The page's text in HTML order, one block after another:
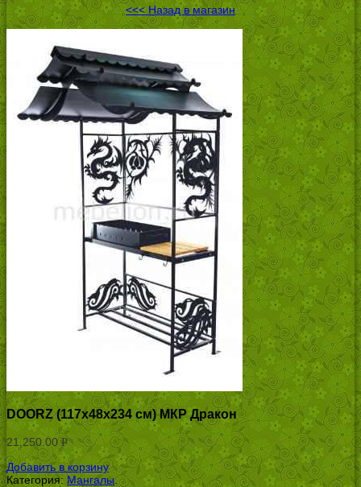
<<< Назад в магазин
DOORZ (117x48x234 см) МКР Дракон
21,250.00Р
УБ.
Добавить в корзину
Категория: Мангалы.